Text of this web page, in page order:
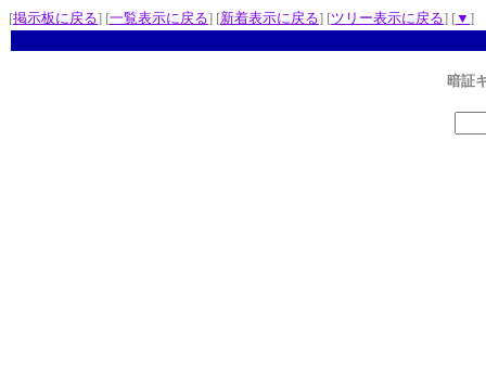
[掲示板に戻る] [一覧表示に戻る] [新着表示に戻る] [ツリー表示に戻る] [▼ ]
暗証